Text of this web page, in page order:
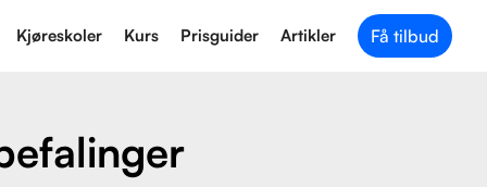
Kjøreskoler Kurs Prisguider Artikler Få tilbud